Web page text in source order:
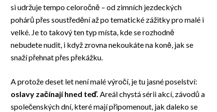
si udržuje tempo celoročně – od zimních jezdeckých
pohárů přes soustředění až po tematické zážitky pro malé i
velké. Je to takový ten typ místa, kde se rozhodně
nebudete nudit, i když zrovna nekoukáte na koně, jak se
snaží přehnat přes překážku.
A protože deset let není malé výročí, je tu jasné poselství:
oslavy začínají hned teď. Areál chystá sérii akcí, závodů a
společenských dní, které mají připomenout, jak daleko se